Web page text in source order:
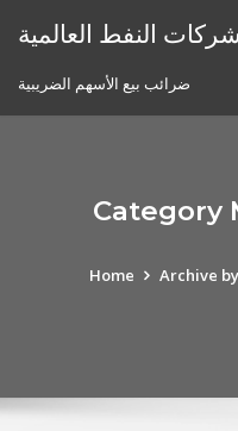
النفط العالمية
ضرائب بيع الأسهم الضريبية
Category
Home Archive